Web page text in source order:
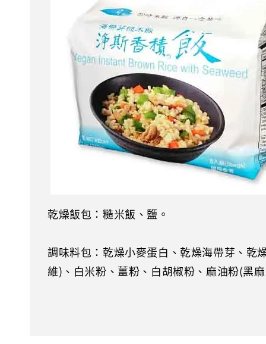
乾燥飯包：糙米飯、鹽。
調味料包：乾燥小麥蛋白、乾燥海帶芽、乾
維)、白米粉、薑粉、白胡椒粉、麻油粉(黑